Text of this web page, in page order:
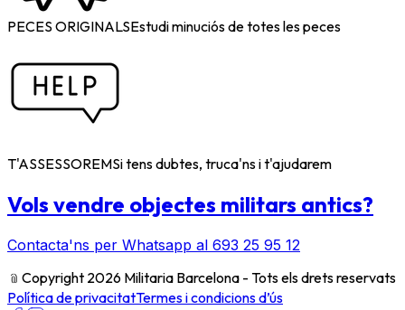
PECES ORIGINALSEstudi minuciós de totes les peces
T'ASSESSOREMSi tens dubtes, truca'ns i t'ajudarem
Vols vendre objectes militars antics?
Contacta'ns per Whatsapp al 693 25 95 12
﹫ Copyright 2026 Militaria Barcelona - Tots els drets reservats
Política de privacitatTermes i condicions d’ús